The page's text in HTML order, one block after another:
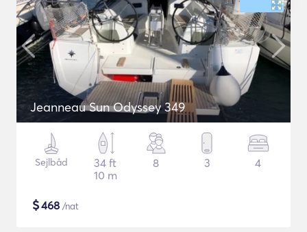
Jeanneau Sun Odyssey 349
Sejlbåd
34 ft
10 m
8 3 4
$468 /nat